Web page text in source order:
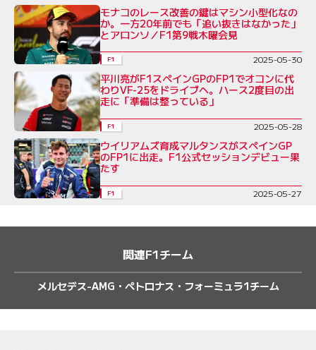
モナコのレース改善の鍵はマシン小型化なの
か。一方20年前でも「追い抜きはなかった」
とアロンソ／F1第9戦木曜会見
F1 2025-05-30
平川亮がF1スペインGPのFP1でオコンに代
わりVF-25をドライブへ。ハース2度目の出
走に「準備は整っている」
F1 2025-05-28
ウイリアムズ育成マルタンスがスペインGP
のFP1に出走。F1公式セッションデビュー果
たす
F1 2025-05-27
関連F1チーム
メルセデス-AMG・ペトロナス・フォーミュラ1チーム